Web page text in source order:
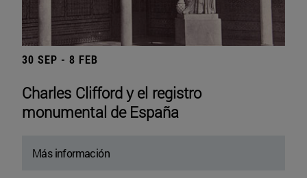
30 SEP - 8 FEB
Charles Clifford y el registro
monumental de España
Más información